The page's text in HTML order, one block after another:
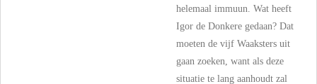
helemaal immuun. Wat heeft
Igor de Donkere gedaan? Dat
moeten de vijf Waaksters uit
gaan zoeken, want als deze
situatie te lang aanhoudt zal